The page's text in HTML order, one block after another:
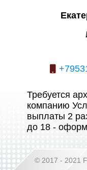
Требуется
компанию
выплаты 2
до 18 -
© 2017 - 2021